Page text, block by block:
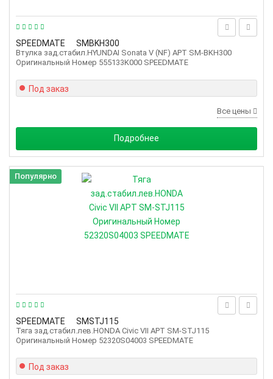
SPEEDMATE SMBKH300
Втулка зад.стабил.HYUNDAI Sonata V (NF) АРТ SM-BKH300
Оригинальный Номер 555133K000 SPEEDMATE
Под заказ
Все цены
Подробнее
SPEEDMATE SMSTJ115
Тяга зад.стабил.лев.HONDA Civic VII АРТ SM-STJ115
Оригинальный Номер 52320S04003 SPEEDMATE
Популярно
Под заказ